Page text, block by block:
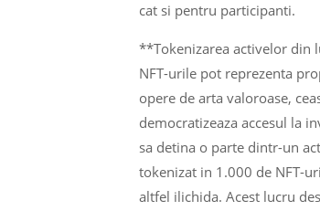
cat si pentru participanti.
**Tokenizarea activelor din
NFT-urile pot reprezenta
opere de arta valoroase,
democratizeaza accesul la
sa detina o parte dintr-un
tokenizat in 1.000 de NFT-
altfel ilichida. Acest lucru